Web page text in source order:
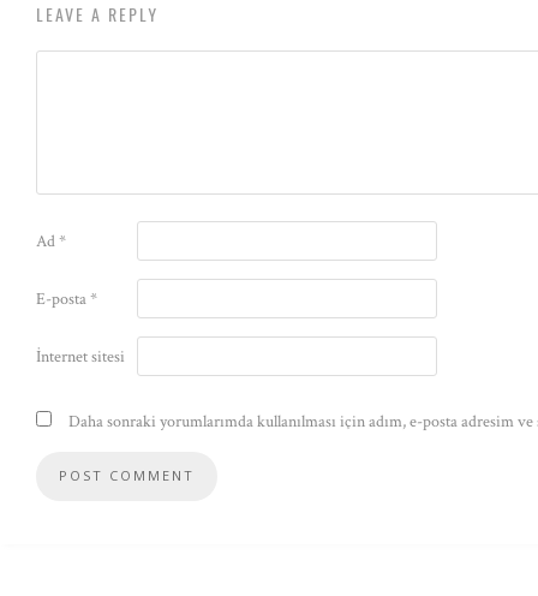
LEAVE A REPLY
Ad*
E-posta*
İnternet sitesi
Daha sonraki yorumlarımda kullanılması için adım, e-posta adresim